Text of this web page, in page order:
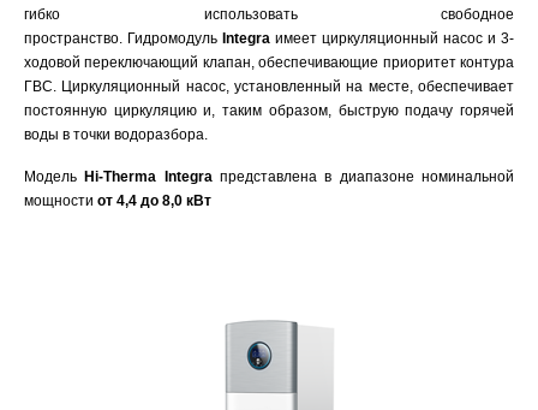
гибко использовать свободное
пространство. Гидромодуль Integra имеет циркуляционный насос и 3-
ходовой переключающий клапан, обеспечивающие приоритет контура
ГВС. Циркуляционный насос, установленный на месте, обеспечивает
постоянную циркуляцию и, таким образом, быструю подачу горячей
воды в точки водоразбора.
Модель Hi-Therma Integraпредставлена в диапазоне номинальной
мощности от 4,4 до 8,0 кВт